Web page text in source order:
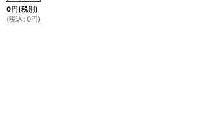
0円(税別)
(税込 : 0円)